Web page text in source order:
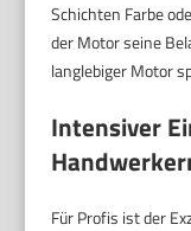
Schichten Farbe
der Motor seine
langlebiger Motor
Intensiver
Für Profis ist der